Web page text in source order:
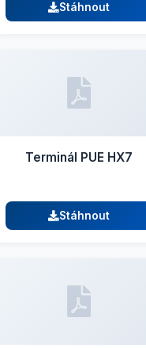
Stáhnout
Terminál PUE HX7
Stáhnout